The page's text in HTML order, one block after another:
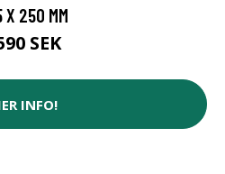
X 250 MM
SEK
INFO!